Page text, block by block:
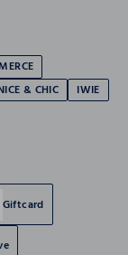
& CHIC
IWIE
Giftcard